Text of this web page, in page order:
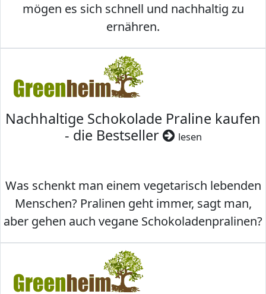
mögen es sich schnell und nachhaltig zu
ernähren.
Nachhaltige Schokolade Praline kaufen
- die Bestseller
lesen
Was schenkt man einem vegetarisch lebenden
Menschen? Pralinen geht immer, sagt man,
aber gehen auch vegane Schokoladenpralinen?